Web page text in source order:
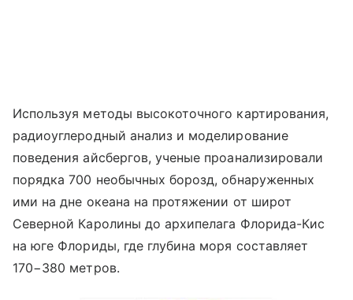
Используя методы высокоточного картирования,
радиоуглеродный анализ и моделирование
поведения айсбергов, ученые проанализировали
порядка 700 необычных борозд, обнаруженных
ими на дне океана на протяжении от широт
Северной Каролины до архипелага Флорида-Кис
на юге Флориды, где глубина моря составляет
170−380 метров.